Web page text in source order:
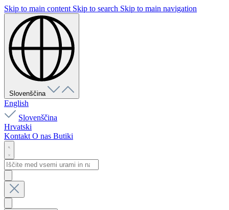
Skip to main content Skip to search Skip to main navigation
Slovenščina
English
Slovenščina
Hrvatski
Kontakt O nas Butiki